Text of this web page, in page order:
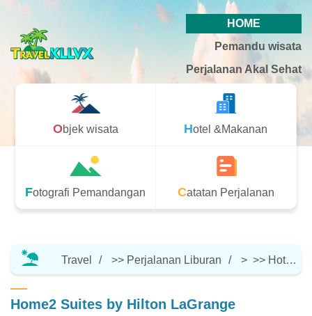
HOME
Pemandu wisata
Perjalanan Akal Sehat
Objek wisata Hotel &Makanan
Fotografi Pemandangan Catatan Perjalanan
Travel >> Perjalanan Liburan > >> Hotel &Makanan
Home2 Suites by Hilton LaGrange